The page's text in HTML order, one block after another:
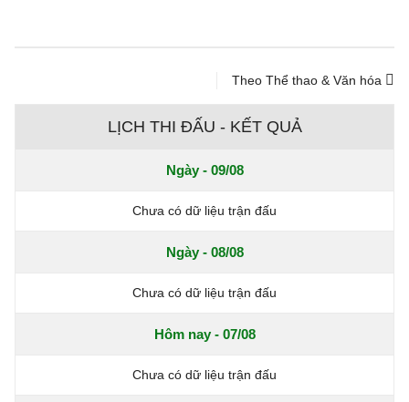
Theo Thể thao & Văn hóa
LỊCH THI ĐẤU - KẾT QUẢ
Ngày - 09/08
Chưa có dữ liệu trận đấu
Ngày - 08/08
Chưa có dữ liệu trận đấu
Hôm nay - 07/08
Chưa có dữ liệu trận đấu